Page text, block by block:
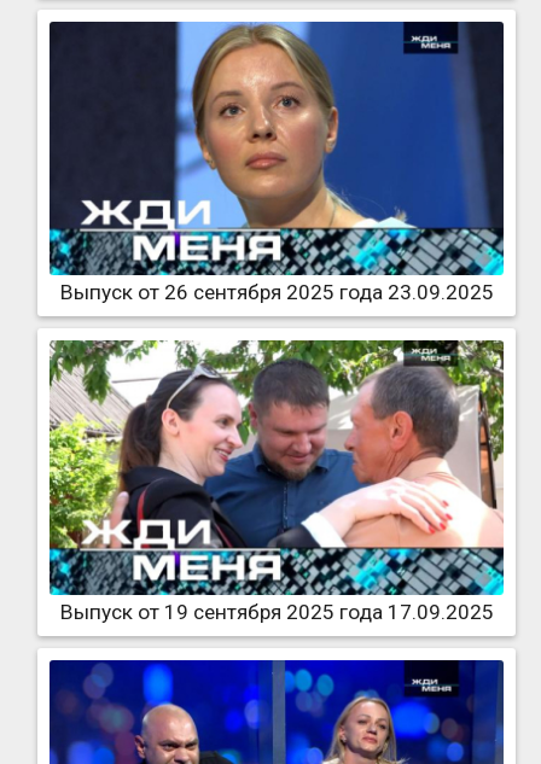
Выпуск от 26 сентября 2025 года 23.09.2025
Выпуск от 19 сентября 2025 года 17.09.2025